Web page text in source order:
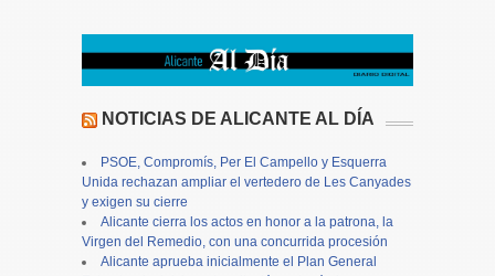
NOTICIAS DE ALICANTE AL DÍA
PSOE, Compromís, Per El Campello y Esquerra
Unida rechazan ampliar el vertedero de Les Canyades
y exigen su cierre
Alicante cierra los actos en honor a la patrona, la
Virgen del Remedio, con una concurrida procesión
Alicante aprueba inicialmente el Plan General